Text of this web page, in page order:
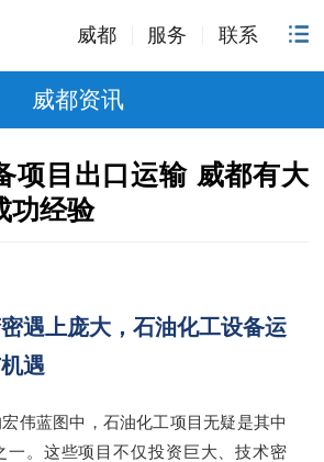
威都 服务 联系
威都资讯
项目出口运输 威都有大
功经验
遇上庞大，石油化工设备运
遇
伟蓝图中，石油化工项目无疑是其中
一。这些项目不仅投资巨大、技术密